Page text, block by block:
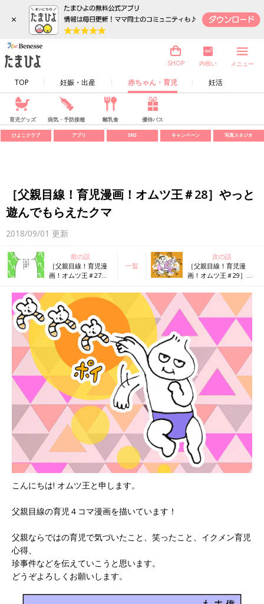
×
TOP 妊娠・出産 赤ちゃん・育児 妊活
SHOP 内祝い メニュー
育児グッズ 病気・予防接種 離乳食 優待パス
ひよこクラブ アプリ SNS キャンペーン 写真スタジオ
［父親目線！育児漫画！オムツ王＃28］やっと
遊んでもらえたクマ
2018/09/01 更新
前の話
［父親目線！育児漫
画！オムツ王＃27］
一覧
次の話
［父親目線！育児漫
画！オムツ王＃29］ビ
こんにちは! オムツ王と申します。
父親目線の育児４コマ漫画を描いています！
父親ならではの育児で気づいたこと、笑ったこと、イクメン育児
心得、
珍事件などを伝えていこうと思います。
どうぞよろしくお願いします。